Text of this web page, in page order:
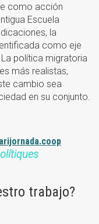
como acción
Escuela
la
como eje
política migratoria
más realistas,
cambio sea
en su conjunto.
trabajo?